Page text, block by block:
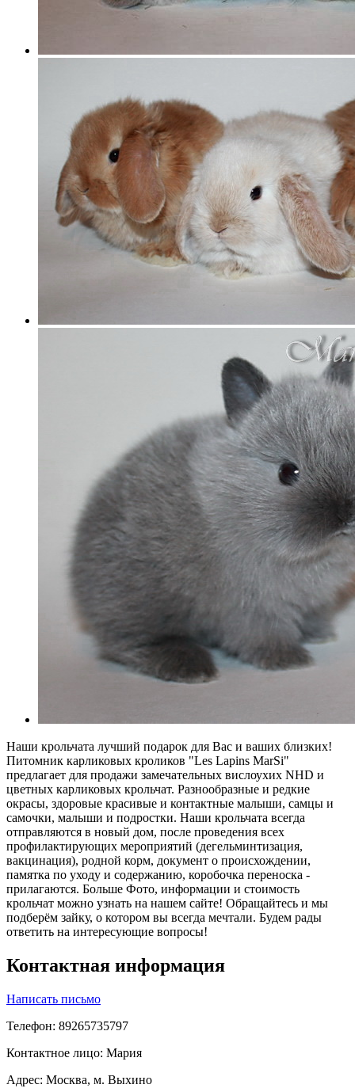
Наши крольчата лучший подарок для Вас и ваших близких!
Питомник карликовых кроликов "Les Lapins MarSi"
предлагает для продажи замечательных вислоухих NHD и
цветных карликовых крольчат. Разнообразные и редкие
окрасы, здоровые красивые и контактные малыши, самцы и
самочки, малыши и подростки. Наши крольчата всегда
отправляются в новый дом, после проведения всех
профилактирующих мероприятий (дегельминтизация,
вакцинация), родной корм, документ о происхождении,
памятка по уходу и содержанию, коробочка переноска -
прилагаются. Больше Фото, информации и стоимость
крольчат можно узнать на нашем сайте! Обращайтесь и мы
подберём зайку, о котором вы всегда мечтали. Будем рады
ответить на интересующие вопросы!
Контактная информация
Написать письмо
Телефон: 89265735797
Контактное лицо: Мария
Адрес: Москва, м. Выхино